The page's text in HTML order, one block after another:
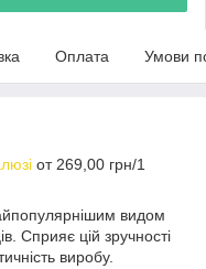
Оплата Умови
от 269,00 грн/1
видом
Сприяє цій зручності
виробу.